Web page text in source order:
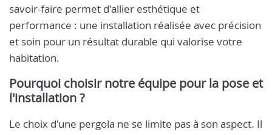
savoir-faire permet d'allier esthétique et
performance : une installation réalisée avec précision
et soin pour un résultat durable qui valorise votre
habitation.
Pourquoi choisir notre équipe pour la pose et
l'installation ?
Le choix d'une pergola ne se limite pas à son aspect. Il